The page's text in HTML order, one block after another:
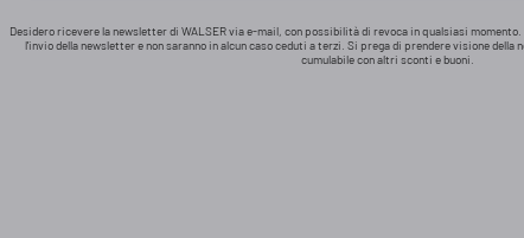
Desidero ricevere la newsletter di WALSER via e-mail, con possibilità di revoca in qualsiasi
l'invio della newsletter e non saranno in alcun caso ceduti a terzi. Si prega di prendere visione
cumulabile con altri sconti e buoni.